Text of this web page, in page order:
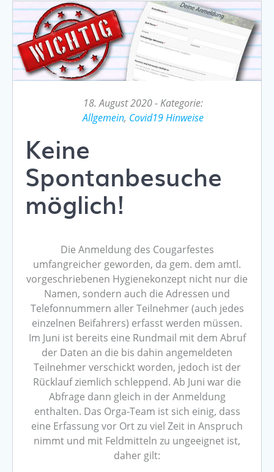
18. August 2020- Kategorie:
Allgemein, Covid19 Hinweise
Keine
Spontanbesuche
möglich!
Die Anmeldung des Cougarfestes
umfangreicher geworden, da gem. dem amtl.
vorgeschriebenen Hygienekonzept nicht nur die
Namen, sondern auch die Adressen und
Telefonnummern aller Teilnehmer (auch jedes
einzelnen Beifahrers) erfasst werden müssen.
Im Juni ist bereits eine Rundmail mit dem Abruf
der Daten an die bis dahin angemeldeten
Teilnehmer verschickt worden, jedoch ist der
Rücklauf ziemlich schleppend. Ab Juni war die
Abfrage dann gleich in der Anmeldung
enthalten. Das Orga-Team ist sich einig, dass
eine Erfassung vor Ort zu viel Zeit in Anspruch
nimmt und mit Feldmitteln zu ungeeignet ist,
daher gilt: